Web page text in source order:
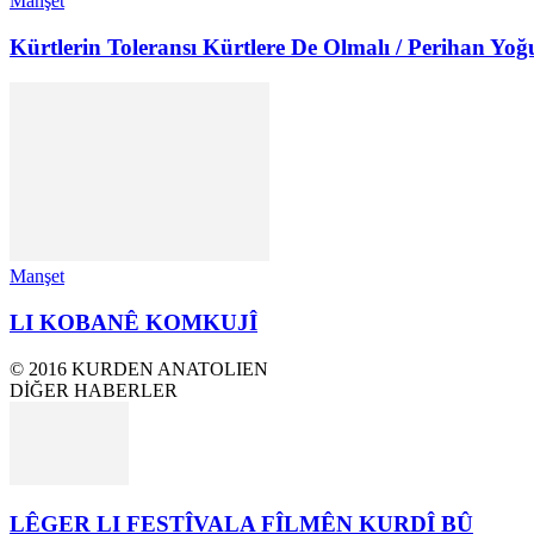
Kürtlerin Toleransı Kürtlere De Olmalı / Perihan
Manşet
LI KOBANÊ KOMKUJÎ
© 2016 KURDEN ANATOLIEN
DİĞER HABERLER
LÊGER LI FESTÎVALA FÎLMÊN KURDÎ BÛ